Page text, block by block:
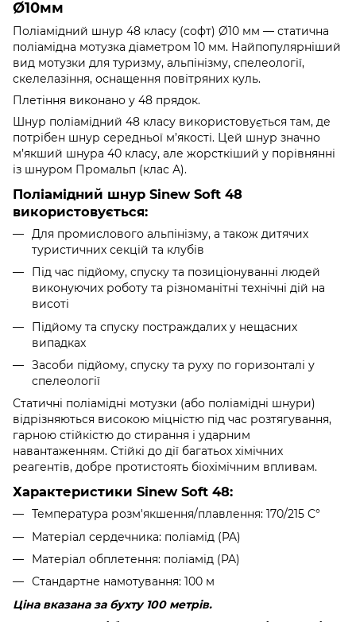
Ø10мм
Поліамідний шнур 48 класу (софт) Ø10 мм — статична
поліамідна мотузка діаметром 10 мм. Найпопулярніший
вид мотузки для туризму, альпінізму, спелеології,
скелелазіння, оснащення повітряних куль.
Плетіння виконано у 48 прядок.
Шнур поліамідний 48 класу використовується там, де
потрібен шнур середньої м’якості. Цей шнур значно
м’якший шнура 40 класу, але жорсткіший у порівнянні
із шнуром Промальп (клас А).
Поліамідний шнур Sinew Soft 48
використовується:
Для промислового альпінізму, а також дитячих
туристичних секцій та клубів
Під час підйому, спуску та позиціонуванні людей
виконуючих роботу та різноманітні технічні дій на
висоті
Підйому та спуску постраждалих у нещасних
випадках
Засоби підйому, спуску та руху по горизонталі у
спелеології
Статичні поліамідні мотузки (або поліамідні шнури)
відрізняються високою міцністю під час розтягування,
гарною стійкістю до стирання і ударним
навантаженням. Стійкі до дії багатьох хімічних
реагентів, добре протистоять біохімічним впливам.
Характеристики Sinew Soft 48:
Температура розм'якшення/плавлення: 170/215 C°
Матеріал сердечника: поліамід (PA)
Матеріал обплетення: поліамід (PA)
Стандартне намотування: 100 м
Ціна вказана за бухту 100 метрів.